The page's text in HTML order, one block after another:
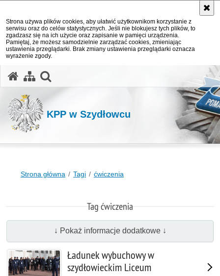
Strona używa plików cookies, aby ułatwić użytkownikom korzystanie z
serwisu oraz do celów statystycznych. Jeśli nie blokujesz tych plików, to
zgadzasz się na ich użycie oraz zapisanie w pamięci urządzenia.
Pamiętaj, że możesz samodzielnie zarządzać cookies, zmieniając
ustawienia przeglądarki. Brak zmiany ustawienia przeglądarki oznacza
wyrażenie zgody.
KPP w Szydłowcu
Strona główna Tagi ćwiczenia
Tag ćwiczenia
↓ Pokaż informacje dodatkowe ↓
Ładunek wybuchowy w
szydłowieckim Liceum